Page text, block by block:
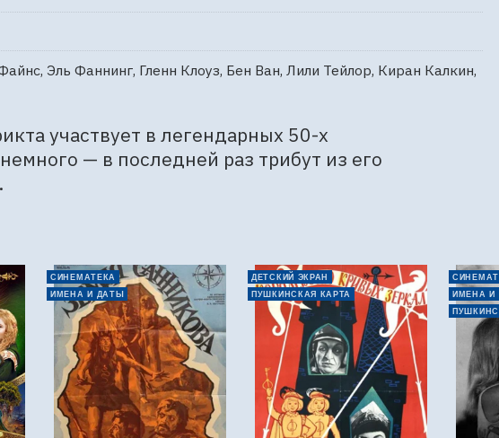
Эль Фаннинг, Гленн Клоуз, Бен Ван, Лили Тейлор, Киран Калкин,
участвует в легендарных 50-х
— в последней раз трибут из его
СИНЕМАТЕКА
ИМЕНА И ДАТЫ
ДЕТСКИЙ ЭКРАН
ПУШКИНСКАЯ КАРТА
ИМЕНА И